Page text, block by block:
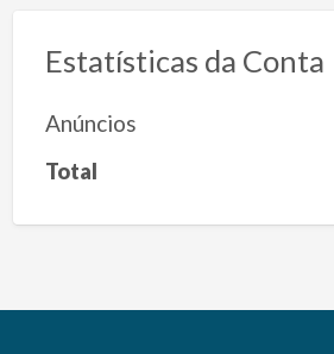
Estatísticas da Conta
Anúncios
Total